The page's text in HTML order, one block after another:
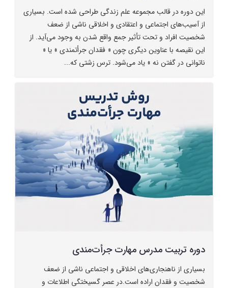
این دوره در قالب مجموعه علم زندگی طراحی شده است. بسیاری
از آسیب‌های اجتماعی و اعتقادی و اخلاقی ناشی از ضعف
شخصیت افراد و تحت تأثیر جمع واقع شدن به وجود می‌آید. از
این نقیصه با عناوین دیگری چون « فقدان جرأتمندی » یا «
ناتوانی در گفتن نه » یاد می‌شود. ترس زشتی که...
دوره تربیت مدرس مهارت جرأت‌مندی
بسیاری از ناهنجاری‌های اخلاقی و اجتماعی ناشی از ضعف
شخصیت و فقدان اراده است.در عصر گسیختگی اطلاعات و